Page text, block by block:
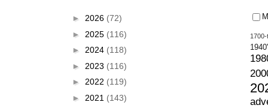
► 2026 (72)
► 2025 (116)
► 2024 (118)
► 2023 (116)
► 2022 (119)
► 2021 (143)
1700-